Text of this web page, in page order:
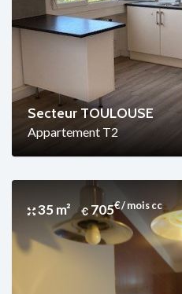
Secteur TOULOUSE
Appartement T2
35 m² 705€ / mois cc